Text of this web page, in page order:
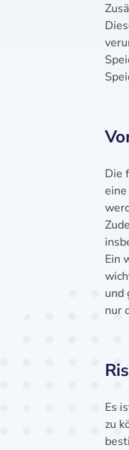
Die
Ein
und
nur
Es
zu